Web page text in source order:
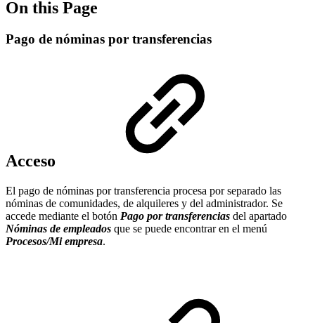
On this Page
Pago de nóminas por transferencias
Acceso
El pago de nóminas por transferencia procesa por separado las
nóminas de comunidades, de alquileres y del administrador. Se
accede mediante el botón Pago por transferencias del apartado
Nóminas de empleados que se puede encontrar en el menú
Procesos/Mi empresa.